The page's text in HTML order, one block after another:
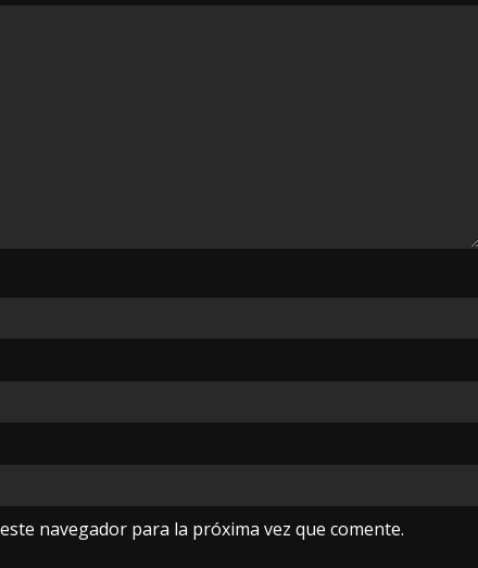
navegador para la próxima vez que comente.